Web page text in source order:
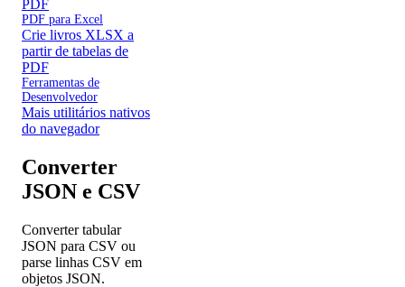
PDF
PDF para Excel
Crie livros XLSX a
partir de tabelas de
PDF
Ferramentas de
Desenvolvedor
Mais utilitários nativos
do navegador
Converter
JSON e CSV
Converter tabular
JSON para CSV ou
parse linhas CSV em
objetos JSON.